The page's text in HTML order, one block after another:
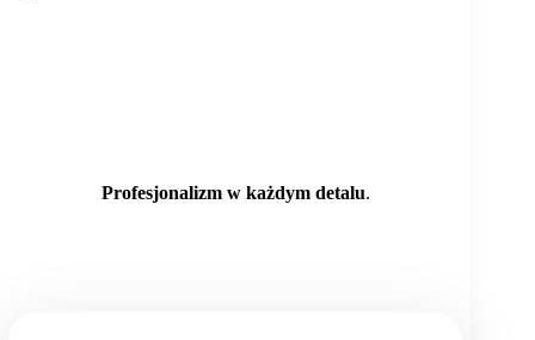
Profesjonalizm w każdym detalu.